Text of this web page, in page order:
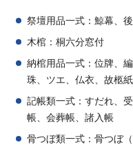
祭壇用品一式：鯨幕、
木棺：桐六分窓付
納棺用品一式：位牌、
珠、ツエ、仏衣、故柩
記帳類一式：すだれ、
帳、会葬帳、諸入帳
骨つぼ類一式：骨つぼ